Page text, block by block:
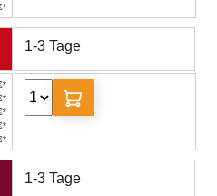
1-3 Tage
1-3 Tage